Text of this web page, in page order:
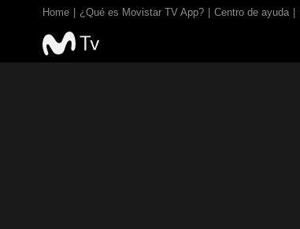
Home ¿Qué es Movistar TV App? Centro de ayuda